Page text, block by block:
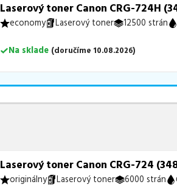
Laserový toner Canon CRG-724H
economy Laserový toner 12500 strán
Na sklade (doručíme 10.08.2026)
Laserový toner Canon CRG-724
originálny Laserový toner 6000 strán